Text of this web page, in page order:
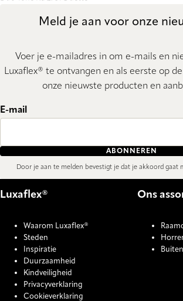
Meld je aan voor onze
Voer je e-mailadres in om e-mails en
Luxaflex® te ontvangen en als eerste op
onze nieuwste producten en
E-mail
ABONNEREN
Door je aan te melden bevestigt je dat je akkoord gaat
Luxaflex®
Waarom Luxaflex®
Steden
Inspiratie
Duurzaamheid
Kindveiligheid
Privacyverklaring
Cookieverklaring
Ons